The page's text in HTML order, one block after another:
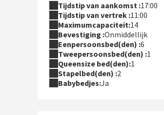
Tijdstip van aankomst :17:00
Tijdstip van vertrek :11:00
Maximumcapaciteit:14
Bevestiging :Onmiddellijk
Eenpersoonsbed(den) :6
Tweepersoonsbed(den) :1
Queensize bed(den):1
Stapelbed(den) :2
Babybedjes:Ja